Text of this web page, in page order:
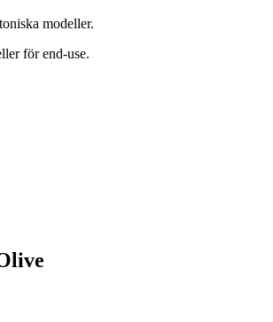
modeller.
för end-use.